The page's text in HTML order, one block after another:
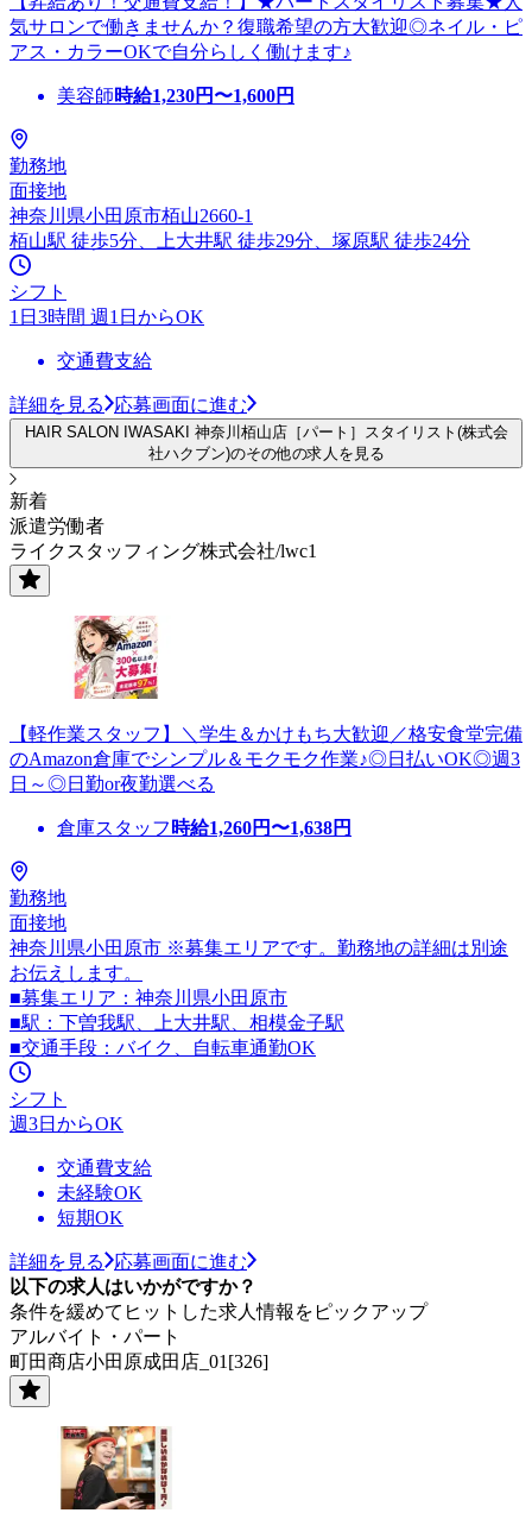
気サロンで働きませんか？復職希望の方大歓迎◎ネイル・ピ
アス・カラーOKで自分らしく働けます♪
美容師時給1,230円〜1,600円
勤務地
面接地
神奈川県小田原市栢山2660-1
栢山駅 徒歩5分、上大井駅 徒歩29分、塚原駅 徒歩24分
シフト
1日3時間 週1日からOK
交通費支給
詳細を見る 応募画面に進む
HAIR SALON IWASAKI 神奈川栢山店［パート］スタイリスト(株式会
社ハクブン)のその他の求人を見る
新着
派遣労働者
ライクスタッフィング株式会社/lwc1
【軽作業スタッフ】＼学生＆かけもち大歓迎／格安食堂完備
のAmazon倉庫でシンプル＆モクモク作業♪◎日払いOK◎週3
日～◎日勤or夜勤選べる
倉庫スタッフ 時給1,260円〜1,638円
勤務地
面接地
神奈川県小田原市 ※募集エリアです。勤務地の詳細は別途
お伝えします。
■募集エリア：神奈川県小田原市
■駅：下曽我駅、上大井駅、相模金子駅
■交通手段：バイク、自転車通勤OK
シフト
週3日からOK
交通費支給
未経験OK
短期OK
詳細を見る
応募画面に進む
以下の求人はいかがですか？
条件を緩めてヒットした求人情報をピックアップ
アルバイト・パート
町田商店小田原成田店_01[326]